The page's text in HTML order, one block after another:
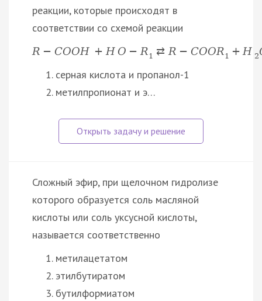
реакции, которые происходят в
соответствии со схемой реакции
R − COOH + H O − R1 ⇄ R − COOR1 + H 2
серная кислота и пропанол-1
метилпропионат и э…
Сложный эфир, при щелочном гидролизе
которого образуется соль масляной
кислоты или соль уксусной кислоты,
называется соответственно
метилацетатом
этилбутиратом
бутилформиатом